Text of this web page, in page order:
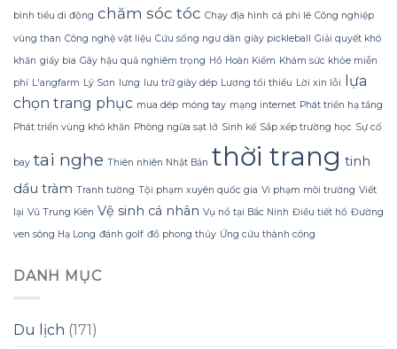
hình
không
phí
tiền?
Quyết
dụng
Sữa
Tắm
Gội
Konus
Homespa
bình tiểu di động chăm sóc tóc Chạy địa hình cá phi lê Công nghiệp
vùng than Công nghệ vật liệu Cứu sống ngư dân giày pickleball
Giải quyết khó
khăn giấy bìa Gây hậu quả nghiêm trọng Hồ Hoàn Kiếm Khám sức khỏe miễn
phí L'angfarm Lý Sơn lưng lưu trữ giày dép Lương tối thiểu Lời xin lỗi
lựa
chọn trang phục mua dép móng tay mạng internet Phát triển hạ tầng
Phát triển vùng khó khăn Phòng ngừa sạt lở Sinh kế Sắp xếp trường học Sự cố
bay tai nghe Thiên nhiên Nhật Bản thời trang tinh
dầu tràm Tranh tường Tội phạm xuyên quốc gia Vi phạm môi trường Viết
lại Vũ Trung Kiên Vệ sinh cá nhân Vụ nổ tại Bắc Ninh Điều tiết hồ Đường
ven sông Hạ Long đánh golf đồ phong thủy Ứng cứu thành công
DANH MỤC
Du lịch (171)